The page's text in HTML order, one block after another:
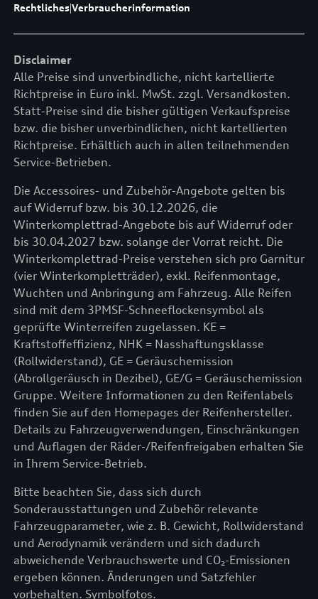
Rechtliches|Verbraucherinformation
Disclaimer
Alle Preise sind unverbindliche, nicht kartellierte
Richtpreise in Euro inkl. MwSt. zzgl. Versandkosten.
Statt-Preise sind die bisher gültigen Verkaufspreise
bzw. die bisher unverbindlichen, nicht kartellierten
Richtpreise. Erhältlich auch in allen teilnehmenden
Service-Betrieben.
Die Accessoires- und Zubehör-Angebote gelten bis
auf Widerruf bzw. bis 30.12.2026, die
Winterkomplettrad-Angebote bis auf Widerruf oder
bis 30.04.2027 bzw. solange der Vorrat reicht. Die
Winterkomplettrad-Preise verstehen sich pro Garnitur
(vier Winterkompletträder), exkl. Reifenmontage,
Wuchten und Anbringung am Fahrzeug. Alle Reifen
sind mit dem 3PMSF-Schneeflockensymbol als
geprüfte Winterreifen zugelassen. KE =
Kraftstoffeffizienz, NHK = Nasshaftungsklasse
(Rollwiderstand), GE = Geräuschemission
(Abrollgeräusch in Dezibel), GE/G = Geräuschemission
Gruppe. Weitere Informationen zu den Reifenlabels
finden Sie auf den Homepages der Reifenhersteller.
Details zu Fahrzeugverwendungen, Einschränkungen
und Auflagen der Räder-/Reifenfreigaben erhalten Sie
in Ihrem Service-Betrieb.
Bitte beachten Sie, dass sich durch
Sonderausstattungen und Zubehör relevante
Fahrzeugparameter, wie z. B. Gewicht, Rollwiderstand
und Aerodynamik verändern und sich dadurch
abweichende Verbrauchswerte und CO₂-Emissionen
ergeben können. Änderungen und Satzfehler
vorbehalten. Symbolfotos.